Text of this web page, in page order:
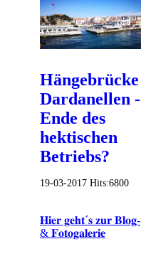
Hängebrücke
Dardanellen -
Ende des
hektischen
Betriebs?
19-03-2017 Hits:6800
𝐇𝐢𝐞𝐫 𝐠𝐞𝐡𝐭´𝐬 𝐳𝐮𝐫 𝐁𝐥𝐨𝐠-
& 𝐅𝐨𝐭𝐨𝐠𝐚𝐥𝐞𝐫𝐢𝐞